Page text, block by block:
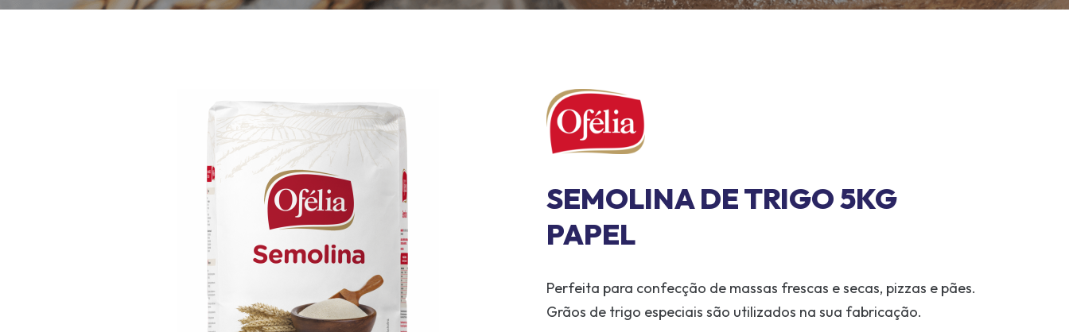
SEMOLINA DE TRIGO 5KG
PAPEL
Perfeita para confecção de massas frescas e secas, pizzas e pães.
Grãos de trigo especiais são utilizados na sua fabricação.